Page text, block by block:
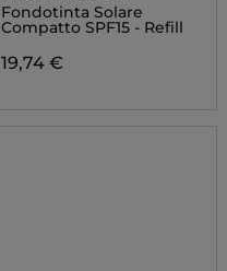
Fondotinta Solare
Compatto SPF15 - Refill
19,74 €